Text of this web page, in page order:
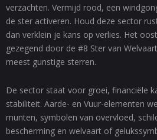
verzachten. Vermijd rood, een
de ster activeren. Houd deze sector
dan verklein je kans op verlies. Het
gezegend door de #8 Ster van
meest gunstige sterren.
De sector staat voor groei, financiële
stabiliteit. Aarde- en Vuur-elementen
munten, symbolen van overvloed,
bescherming en welvaart of